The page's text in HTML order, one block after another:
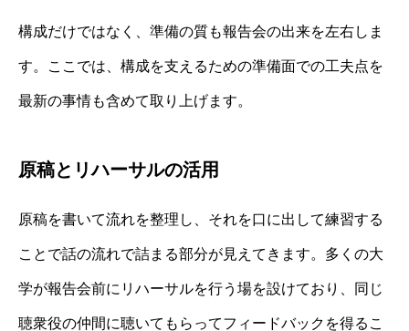
構成だけではなく、準備の質も報告会の出来を左右しま
す。ここでは、構成を支えるための準備面での工夫点を
最新の事情も含めて取り上げます。
原稿とリハーサルの活用
原稿を書いて流れを整理し、それを口に出して練習する
ことで話の流れで詰まる部分が見えてきます。多くの大
学が報告会前にリハーサルを行う場を設けており、同じ
聴衆役の仲間に聴いてもらってフィードバックを得るこ